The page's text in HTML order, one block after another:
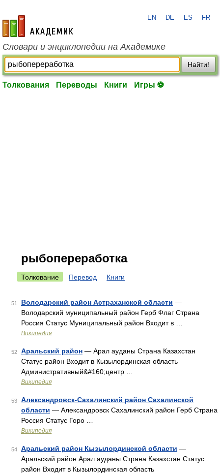
academic.ru
EN DE ES FR
Словари и энциклопедии на Академике
Найти!
Толкования Переводы Книги Игры ⚽
рыбопереработка
Толкование Перевод Книги
51 Володарский район Астраханской области —
Володарский муниципальный район Герб Флаг Страна
Россия Статус Муниципальный район Входит в …
Википедия
52 Аральский район — Арал ауданы Страна Казахстан
Статус район Входит в Кызылординская область
Административный&#160;центр …
Википедия
53
Александровск-Сахалинский район Сахалинской
области — Александровск Сахалинский район Герб Страна
Россия Статус Горо …
Википедия
54 Аральский район Кызылординской области —
Аральский район Арал ауданы Страна Казахстан Статус
район Входит в Кызылординская область